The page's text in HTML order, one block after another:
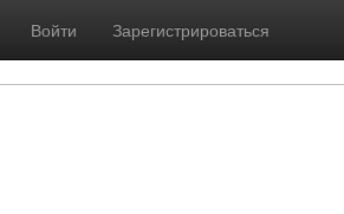
Войти Зарегистрироваться